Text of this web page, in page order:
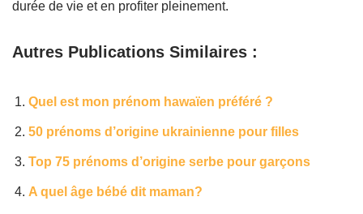
durée de vie et en profiter pleinement.
Autres Publications Similaires :
Quel est mon prénom hawaïen​ préféré ?
50 prénoms d’origine ukrainienne pour filles
Top 75 prénoms d’origine serbe pour garçons
A quel âge bébé dit maman?